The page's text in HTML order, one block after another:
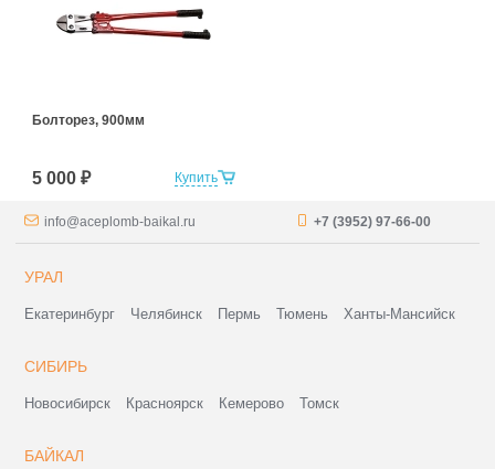
Купить
Болторез, 900мм
5 000 ₽
info@aceplomb-baikal.ru +7 (3952) 97-66-00
УРАЛ
Екатеринбург Челябинск Пермь Тюмень Ханты-Мансийск
СИБИРЬ
Новосибирск Красноярск Кемерово Томск
БАЙКАЛ